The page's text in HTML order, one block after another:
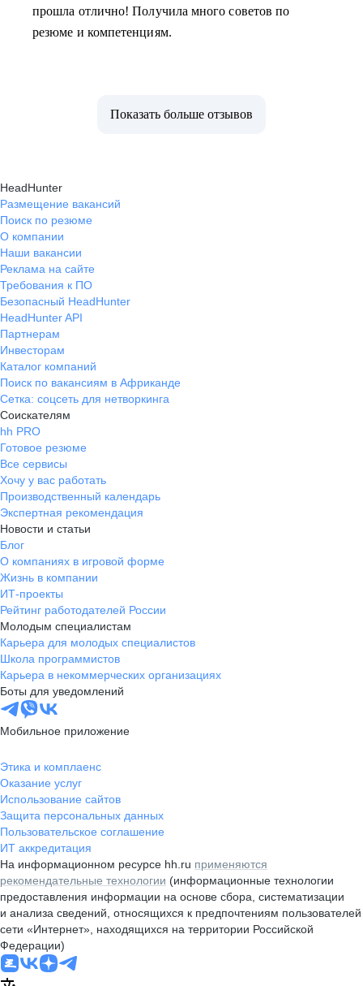
прошла отлично! Получила много советов по
резюме и компетенциям.
Показать больше отзывов
HeadHunter
Размещение вакансий
Поиск по резюме
О компании
Наши вакансии
Реклама на сайте
Требования к ПО
Безопасный HeadHunter
HeadHunter API
Партнерам
Инвесторам
Каталог компаний
Поиск по вакансиям в Африканде
Сетка: соцсеть для нетворкинга
Соискателям
hh PRO
Готовое резюме
Все сервисы
Хочу у вас работать
Производственный календарь
Экспертная рекомендация
Новости и статьи
Блог
О компаниях в игровой форме
Жизнь в компании
ИТ-проекты
Рейтинг работодателей России
Молодым специалистам
Карьера для молодых специалистов
Школа программистов
Карьера в некоммерческих организациях
Боты для уведомлений
Мобильное приложение
Этика и комплаенс
Оказание услуг
Использование сайтов
Защита персональных данных
Пользовательское соглашение
ИТ аккредитация
На информационном ресурсе hh.ru применяются
рекомендательные технологии (информационные технологии
предоставления информации на основе сбора, систематизации
и анализа сведений, относящихся к предпочтениям пользователей
сети «Интернет», находящихся на территории Российской
Федерации)